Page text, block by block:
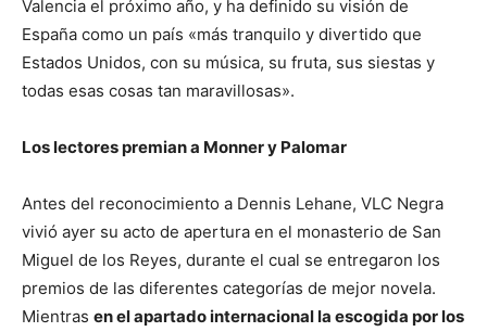
Valencia el próximo año, y ha definido su visión de
España como un país «más tranquilo y divertido que
Estados Unidos, con su música, su fruta, sus siestas y
todas esas cosas tan maravillosas».
Los lectores premian a Monner y Palomar
Antes del reconocimiento a Dennis Lehane, VLC Negra
vivió ayer su acto de apertura en el monasterio de San
Miguel de los Reyes, durante el cual se entregaron los
premios de las diferentes categorías de mejor novela.
Mientras en el apartado internacional la escogida por los